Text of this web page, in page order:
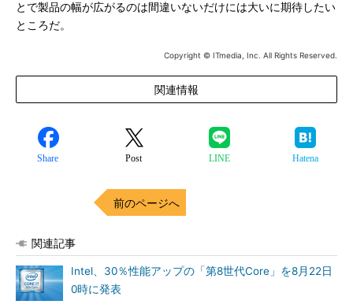
とで製品の幅が広がるのは間違いないだけには大いに期待したい
ところだ。
Copyright © ITmedia, Inc. All Rights Reserved.
関連情報
Share Post LINE Hatena
前のページへ
関連記事
Intel、30％性能アップの「第8世代Core」を8月22日
0時に発表